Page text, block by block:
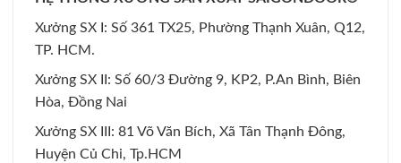
Xưởng SX I: Số 361 TX25, Phường Thạnh Xuân, Q12,
TP. HCM.
Xưởng SX II: Số 60/3 Đường 9, KP2, P.An Bình, Biên
Hòa, Đồng Nai
Xưởng SX III: 81 Võ Văn Bích, Xã Tân Thạnh Đông,
Huyện Củ Chi, Tp.HCM